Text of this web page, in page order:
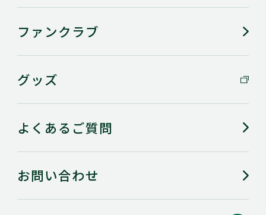
ファンクラブ
グッズ
よくあるご質問
お問い合わせ